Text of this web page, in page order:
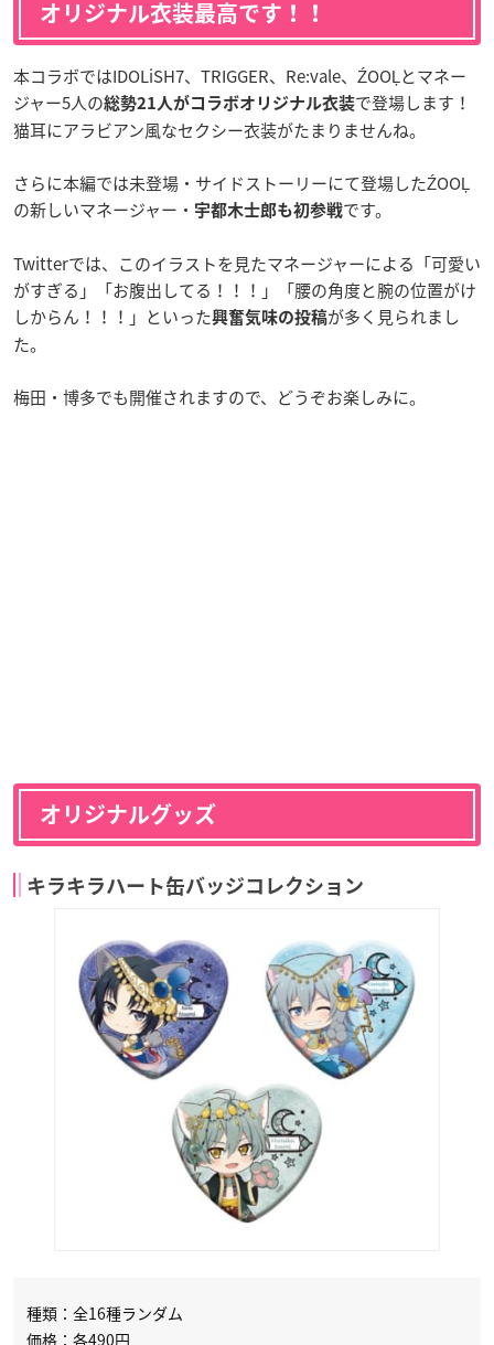
オリジナル衣装最高です！！
本コラボではIDOLiSH7、TRIGGER、Re:vale、ŹOOĻとマネー
ジャー5人の総勢21人がコラボオリジナル衣装で登場します！
猫耳にアラビアン風なセクシー衣装がたまりませんね。
さらに本編では未登場・サイドストーリーにて登場したŹOOĻ
の新しいマネージャー・ 宇都木士郎も初参戦です。
Twitterでは、このイラストを見たマネージャーによる「可愛い
がすぎる」「お腹出してる！！！」「腰の角度と腕の位置がけ
しからん！！！」といった興奮気味の投稿が多く見られまし
た。
梅田・博多でも開催されますので、どうぞお楽しみに。
オリジナルグッズ
キラキラハート缶バッジコレクション
種類：全16種ランダム
価格：各490円